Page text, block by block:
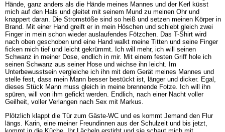
Hände, ganz anders als die Hände meines Mannes und der Kerl küsst
mich auf den Hals und gleitet mit seinem Mund zu meinen Ohr und
knappert daran. Die Stromstöße sind so heiß und setzen meinen Körper in
Brand. Mit einer Hand greift er in mein Höschen und schiebt gleich zwei
Finger in mein schon wieder auslaufendes Fötzchen. Das T-Shirt wird
nach oben geschoben und eine Hand walkt meine Titten und seine Finger
ficken mich tief und leicht gekrümmt. Ich will mehr, ich will seinen
Schwanz in meiner Dose, endlich in mir. Mit einem festen Griff hole ich
seinen Schwanz aus seiner Hose und wichse ihn leicht. Im
Unterbewusstsein vergleiche ich ihn mit dem Gerät meines Mannes und
stelle fest, dass mein Mann besser bestückt ist, länger und dicker. Egal,
dieses Stück Mann muss gleich in meine brennende Fotze. Ich will ihn
spüren, will von ihm gefickt werden. Endlich, nach einer Nacht voller
Geilheit, voller Verlangen nach Sex mit Markus.
Plötzlich klappt die Tür zum Gäste-WC und es kommt Jemand den Flur
längs. Karin, eine meiner Freundinnen aus der Schulzeit und bis jetzt,